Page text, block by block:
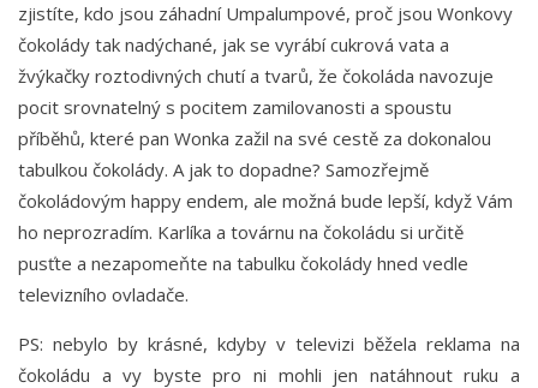
zjistíte, kdo jsou záhadní Umpalumpové, proč jsou Wonkovy
čokolády tak nadýchané, jak se vyrábí cukrová vata a
žvýkačky roztodivných chutí a tvarů, že čokoláda navozuje
pocit srovnatelný s pocitem zamilovanosti a spoustu
příběhů, které pan Wonka zažil na své cestě za dokonalou
tabulkou čokolády. A jak to dopadne? Samozřejmě
čokoládovým happy endem, ale možná bude lepší, když Vám
ho neprozradím. Karlíka a továrnu na čokoládu si určitě
pusťte a nezapomeňte na tabulku čokolády hned vedle
televizního ovladače.
PS: nebylo by krásné, kdyby v televizi běžela reklama na
čokoládu a vy byste pro ni mohli jen natáhnout ruku a